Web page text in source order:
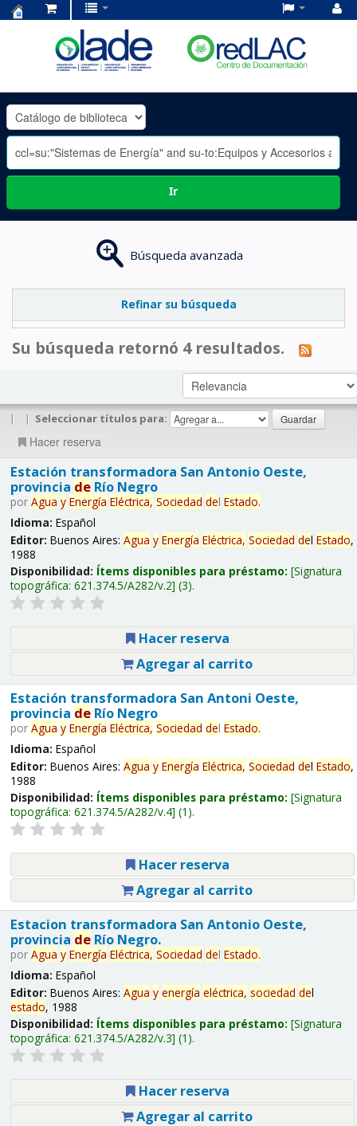
OLADE
-
Ir
Búsqueda avanzada
Refinar su búsqueda
Su búsqueda retornó 4 resultados.
| | Seleccionar títulos para:
Hacer reserva
Estación transformadora San Antonio Oeste,
provincia deRío Negro
por Agua y Energía Eléctrica, Sociedad del Estado.
Idioma: Español
Editor: Buenos Aires: Agua y Energía Eléctrica, Sociedad del Estado,
1988
Disponibilidad: Ítems disponibles para préstamo: Signatura
topográfica: 621.374.5/A282/v.2 (3).
Hacer reserva
Agregar al carrito
Estación transformadora San Antoni Oeste,
provincia deRío Negro
por Agua y Energía Eléctrica, Sociedad del Estado.
Idioma: Español
Editor: Buenos Aires: Agua y Energía Eléctrica, Sociedad del Estado,
1988
Disponibilidad: Ítems disponibles para préstamo: Signatura
topográfica: 621.374.5/A282/v.4 (1).
Hacer reserva
Agregar al carrito
Estacion transformadora San Antonio Oeste,
provincia deRío Negro.
por Agua y Energía Eléctrica, Sociedad del Estado.
Idioma: Español
Editor: Buenos Aires: Agua y energía eléctrica, sociedad del
estado, 1988
Disponibilidad: Ítems disponibles para préstamo: Signatura
topográfica: 621.374.5/A282/v.3 (1).
Hacer reserva
Agregar al carrito